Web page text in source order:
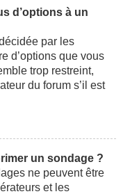
d’options à un
par les
d’options que vous
trop restreint,
du forum s’il est
un sondage ?
ne peuvent être
et les